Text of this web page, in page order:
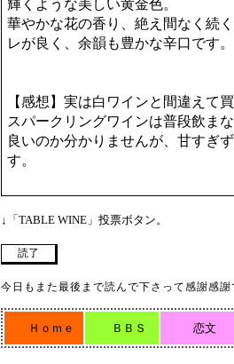
輝くような美しい黄金色。
華やかな花の香り、絶え間なく続
レが良く、余韻も豊かな辛口です。
【感想】実は白ワインと間違えて
スパークリングワインは普段飲ま
良いのか分かりませんが、甘すぎ
す。
↓「TABLE WINE」投票ボタン。
今日もまた最後まで読んで下さって感謝感
Ｈｏｍｅ ＢＢＳ 恋文